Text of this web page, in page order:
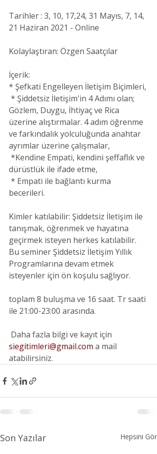
Tarihler : 3, 10, 17,24, 31 Mayıs, 7, 14,
21 Haziran 2021 - Online
Kolaylaştıran: Özgen Saatçılar
İçerik:
* Şefkati Engelleyen İletişim Biçimleri,
Gözlem, Duygu, İhtiyaç ve Rica
üzerine alıştırmalar. 4 adım öğrenme
ve farkındalık yolculuğunda anahtar
ayrımlar üzerine çalışmalar,
dürüstlük ile ifade etme,
becerileri.
Kimler katılabilir: Şiddetsiz İletişim ile
tanışmak, öğrenmek ve hayatına
geçirmek isteyen herkes katılabilir.
Bu seminer Şiddetsiz İletişim Yıllık
Programlarına devam etmek
isteyenler için ön koşulu sağlıyor.
toplam 8 buluşma ve 16 saat. Tr saati
ile 21:00-23:00 arasında.
Daha fazla bilgi ve kayıt için
siegitimleri@gmail.com a mail
atabilirsiniz.
Son Yazılar Hepsini Gör